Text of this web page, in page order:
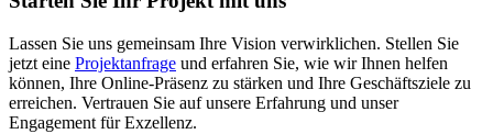
Lassen Sie uns gemeinsam Ihre Vision verwirklichen. Stellen Sie
jetzt eine Projektanfrage und erfahren Sie, wie wir Ihnen helfen
können, Ihre Online-Präsenz zu stärken und Ihre Geschäftsziele zu
erreichen. Vertrauen Sie auf unsere Erfahrung und unser
Engagement für Exzellenz.